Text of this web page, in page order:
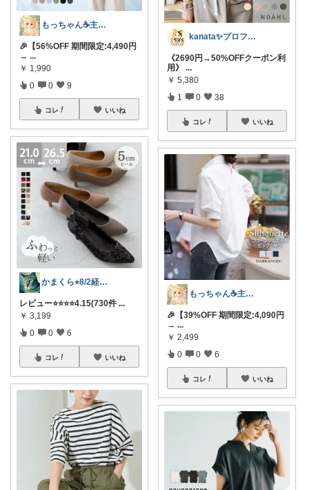
もっちゃん☕主婦の癒しとご褒美ROOM
🎉【56%OFF 期間限定:4,490円
→ ...
￥ 1,990
0 0 9
コレ いいね
かまくら⭐︎8/2経由購入感謝です
レビュー⭐️⭐️⭐️⭐️4.15(730件 ...
￥ 3,199
0 0 6
コレ いいね
kanata✨プロフ写真変えました🐈
《2690円→50%OFFクーポン利
用》 ...
￥ 5,380
1 0 38
コレ いいね
もっちゃん☕主婦の癒しとご褒美ROOM
🎉【39%OFF 期間限定:4,090円
→ ...
￥ 2,499
0 0 6
コレ いいね